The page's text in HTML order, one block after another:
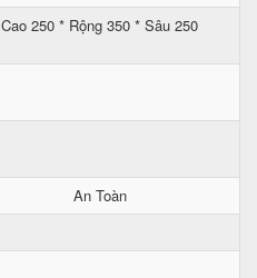
Cao 250 * Rộng 350 * Sâu 250
An Toàn